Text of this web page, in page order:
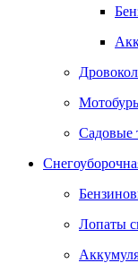
Садовые
Лопаты